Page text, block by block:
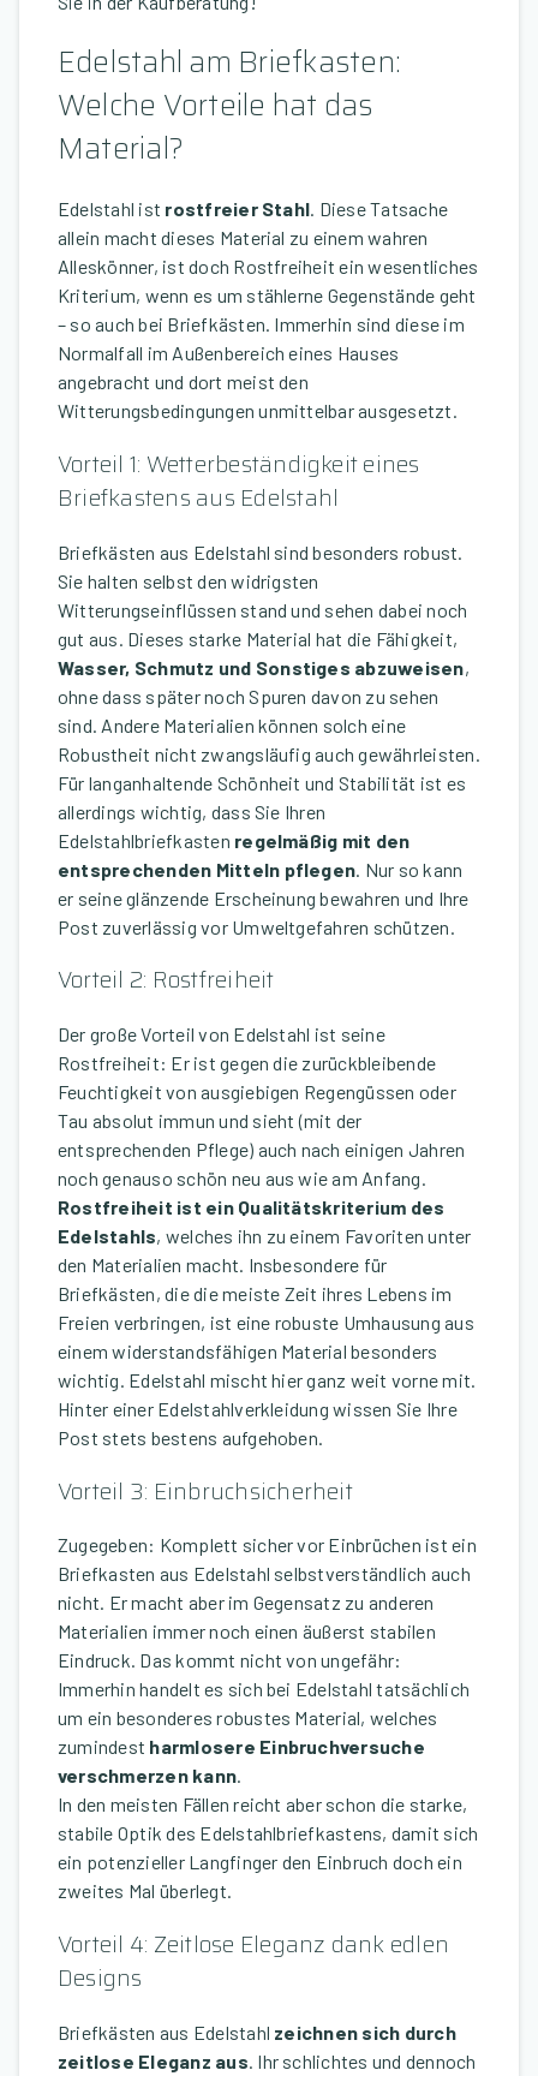
Edelstahl am Briefkasten:
Welche Vorteile hat das
Material?
Edelstahl ist rostfreier Stahl. Diese Tatsache
allein macht dieses Material zu einem wahren
Alleskönner, ist doch Rostfreiheit ein wesentliches
Kriterium, wenn es um stählerne Gegenstände geht
– so auch bei Briefkästen. Immerhin sind diese im
Normalfall im Außenbereich eines Hauses
angebracht und dort meist den
Witterungsbedingungen unmittelbar ausgesetzt.
Vorteil 1: Wetterbeständigkeit eines
Briefkastens aus Edelstahl
Briefkästen aus Edelstahl sind besonders robust.
Sie halten selbst den widrigsten
Witterungseinflüssen stand und sehen dabei noch
gut aus. Dieses starke Material hat die Fähigkeit,
Wasser, Schmutz und Sonstiges abzuweisen,
ohne dass später noch Spuren davon zu sehen
sind. Andere Materialien können solch eine
Robustheit nicht zwangsläufig auch gewährleisten.
Für langanhaltende Schönheit und Stabilität ist es
allerdings wichtig, dass Sie Ihren
Edelstahlbriefkasten regelmäßig mit den
entsprechenden Mitteln pflegen . Nur so kann
er seine glänzende Erscheinung bewahren und Ihre
Post zuverlässig vor Umweltgefahren schützen.
Vorteil 2: Rostfreiheit
Der große Vorteil von Edelstahl ist seine
Rostfreiheit: Er ist gegen die zurückbleibende
Feuchtigkeit von ausgiebigen Regengüssen oder
Tau absolut immun und sieht (mit der
entsprechenden Pflege) auch nach einigen Jahren
noch genauso schön neu aus wie am Anfang.
Rostfreiheit ist ein Qualitätskriterium des
Edelstahls, welches ihn zu einem Favoriten unter
den Materialien macht. Insbesondere für
Briefkästen, die die meiste Zeit ihres Lebens im
Freien verbringen, ist eine robuste Umhausung aus
einem widerstandsfähigen Material besonders
wichtig. Edelstahl mischt hier ganz weit vorne mit.
Hinter einer Edelstahlverkleidung wissen Sie Ihre
Post stets bestens aufgehoben.
Vorteil 3: Einbruchsicherheit
Zugegeben: Komplett sicher vor Einbrüchen ist ein
Briefkasten aus Edelstahl selbstverständlich auch
nicht. Er macht aber im Gegensatz zu anderen
Materialien immer noch einen äußerst stabilen
Eindruck. Das kommt nicht von ungefähr:
Immerhin handelt es sich bei Edelstahl tatsächlich
um ein besonderes robustes Material, welches
zumindest harmlosere Einbruchversuche
verschmerzen kann.
In den meisten Fällen reicht aber schon die starke,
stabile Optik des Edelstahlbriefkastens, damit sich
ein potenzieller Langfinger den Einbruch doch ein
zweites Mal überlegt.
Vorteil 4: Zeitlose Eleganz dank edlen
Designs
Briefkästen aus Edelstahl zeichnen sich durch
zeitlose Eleganz aus. Ihr schlichtes und dennoch